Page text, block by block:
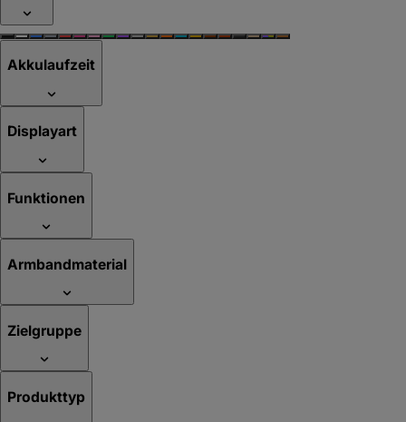
Akkulaufzeit
Displayart
Funktionen
Armbandmaterial
Zielgruppe
Produkttyp